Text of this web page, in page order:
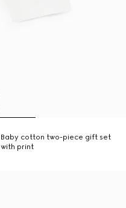
Baby cotton two-piece gift set
with print